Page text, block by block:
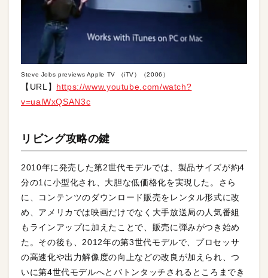
Steve Jobs previews Apple TV （iTV）（2006）
【URL】 https://www.youtube.com/watch?
v=ualWxQSAN3c
リビング攻略の鍵
2010年に発売した第2世代モデルでは、製品サイズが約4
分の1に小型化され、大胆な低価格化を実現した。さら
に、コンテンツのダウンロード販売をレンタル形式に改
め、アメリカでは映画だけでなく大手放送局の人気番組
もラインアップに加えたことで、販売に弾みがつき始め
た。その後も、2012年の第3世代モデルで、プロセッサ
の高速化や出力解像度の向上などの改良が加えられ、つ
いに第4世代モデルへとバトンタッチされるところまでき